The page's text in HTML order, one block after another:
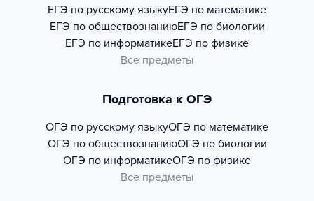
ЕГЭ по русскому языкуЕГЭ по математике
ЕГЭ по обществознаниюЕГЭ по биологии
ЕГЭ по информатикеЕГЭ по физике
Все предметы
Подготовка к ОГЭ
ОГЭ по русскому языкуОГЭ по математике
ОГЭ по обществознаниюОГЭ по биологии
ОГЭ по информатикеОГЭ по физике
Все предметы